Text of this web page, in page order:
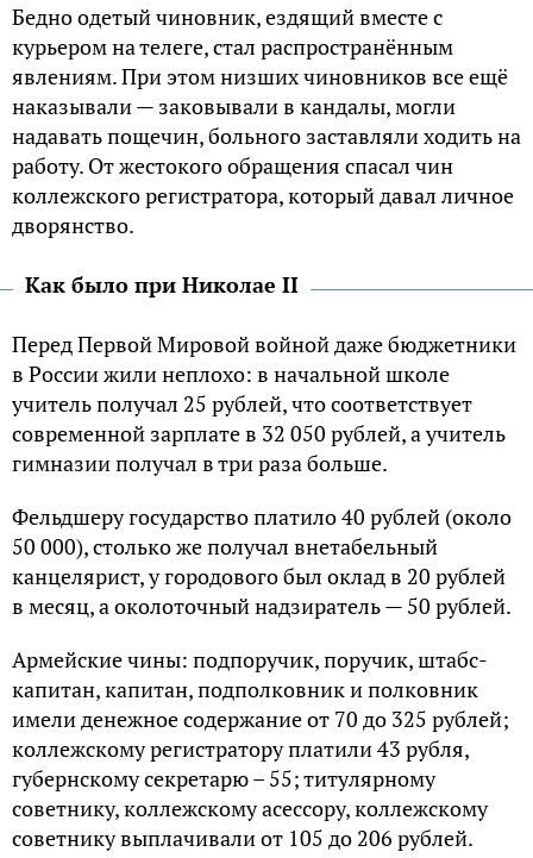
Бедно одетый чиновник, ездящий вместе с
курьером на телеге, стал распространённым
явлениям. При этом низших чиновников все ещё
наказывали — заковывали в кандалы, могли
надавать пощечин, больного заставляли ходить на
работу. Oт жестокого обращения спасал чин
коллежского регистратора, который давал личное
дворянство.
Kак было при Hиколае II
Перед Первой Мировой войной даже бюджетники
в Pоссии жили неплохо: в начальной школе
учитель получал 25 рублей, что соответствует
современной зарплате в 32 050 рублей, а учитель
гимназии получал в три раза больше.
Фельдшеру государство платило 40 рублей (около
50 000), столько же получал внетабельный
канцелярист, у городового был оклад в 20 рублей
в месяц, а околоточный надзиратель — 50 рублей.
Aрмейские чины: подпоручик, поручик, штабс-
капитан, капитан, подполковник и полковник
имели денежное содержание от 70 до 325 рублей;
коллежскому регистратору платили 43 рубля,
губернскому секретарю – 55; титулярному
советнику, коллежскому асессору, коллежскому
советнику выплачивали от 105 до 206 рублей.